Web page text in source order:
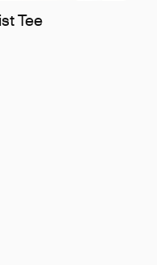
Tee